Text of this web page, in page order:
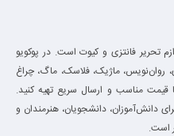
تحریر فانتزی و کیوت است. در پوکویو
روان‌نویس، ماژیک، فلاسک، ماگ، چراغ
قیمت مناسب و ارسال سریع تهیه کنید.
دانش‌آموزان، دانشجویان، هنرمندان و
است.